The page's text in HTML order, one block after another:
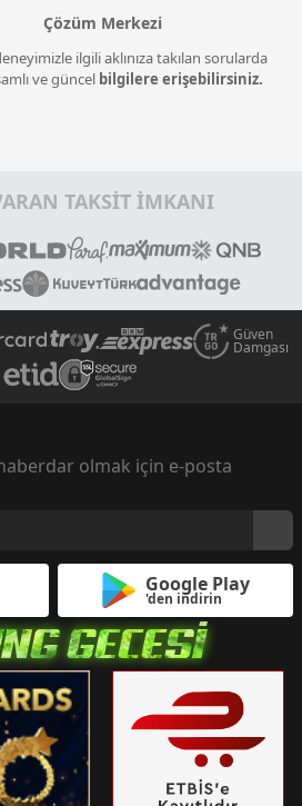
Çözüm Merkezi
ilgili aklınıza takılan sorularda
ve güncel bilgilere erişebilirsiniz.
TAKSİT İMKANI
Güven
Damgası
olmak için e-posta
Google Play
'den indirin